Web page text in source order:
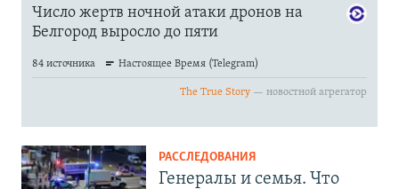
РАССЛЕДОВАНИЯ
Генералы и семья. Что